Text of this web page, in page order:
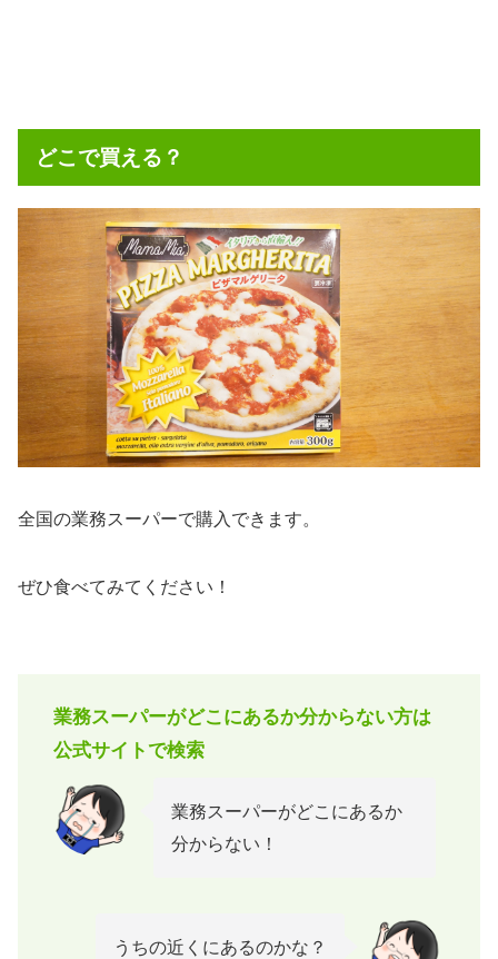
どこで買える？
全国の業務スーパーで購入できます。
ぜひ食べてみてください！
業務スーパーがどこにあるか分からない方は
公式サイトで検索
業務スーパーがどこにあるか
分からない！
うちの近くにあるのかな？